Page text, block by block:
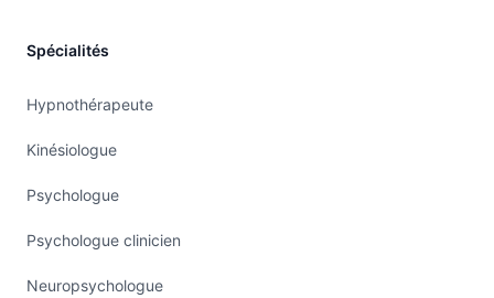
Spécialités
Hypnothérapeute
Kinésiologue
Psychologue
Psychologue clinicien
Neuropsychologue